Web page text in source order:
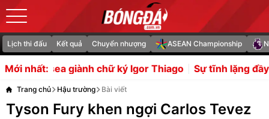
Lịch thi đấu Kết quả Chuyển nhượng ASEAN Championship
Mới nhất:
chữ ký Igor Thiago Sự tĩnh lặng đầy toan tính của
Trang chủ Hậu trường Bài viết
Tyson Fury khen ngợi Carlos Tevez